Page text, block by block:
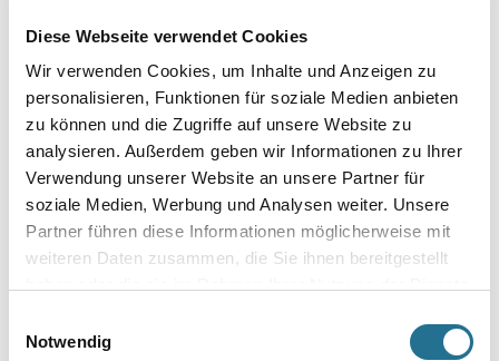
Diese Webseite verwendet Cookies
Wir verwenden Cookies, um Inhalte und Anzeigen zu
personalisieren, Funktionen für soziale Medien anbieten
zu können und die Zugriffe auf unsere Website zu
analysieren. Außerdem geben wir Informationen zu Ihrer
Verwendung unserer Website an unsere Partner für
soziale Medien, Werbung und Analysen weiter. Unsere
Partner führen diese Informationen möglicherweise mit
weiteren Daten zusammen, die Sie ihnen bereitgestellt
Notwendig
der Kontaktflächen an Wand und Decke.
Durchmesser in millimeter
Umrechnungsfaktoren